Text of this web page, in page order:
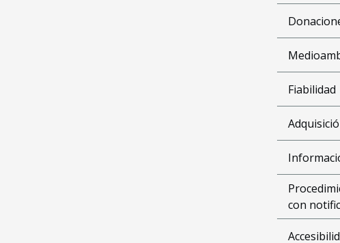
Fiabilidad
con